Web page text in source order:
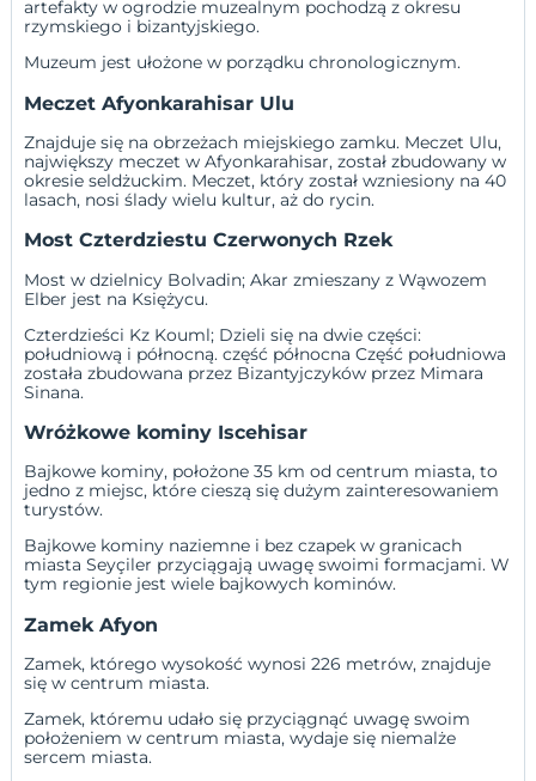
artefakty w ogrodzie muzealnym pochodzą z okresu
rzymskiego i bizantyjskiego.
Muzeum jest ułożone w porządku chronologicznym.
Meczet Afyonkarahisar Ulu
Znajduje się na obrzeżach miejskiego zamku. Meczet Ulu,
największy meczet w Afyonkarahisar, został zbudowany w
okresie seldżuckim. Meczet, który został wzniesiony na 40
lasach, nosi ślady wielu kultur, aż do rycin.
Most Czterdziestu Czerwonych Rzek
Most w dzielnicy Bolvadin; Akar zmieszany z Wąwozem
Elber jest na Księżycu.
Czterdzieści Kz Kouml; Dzieli się na dwie części:
południową i północną. część północna Część południowa
została zbudowana przez Bizantyjczyków przez Mimara
Sinana.
Wróżkowe kominy Iscehisar
Bajkowe kominy, położone 35 km od centrum miasta, to
jedno z miejsc, które cieszą się dużym zainteresowaniem
turystów.
Bajkowe kominy naziemne i bez czapek w granicach
miasta Seyçiler przyciągają uwagę swoimi formacjami. W
tym regionie jest wiele bajkowych kominów.
Zamek Afyon
Zamek, którego wysokość wynosi 226 metrów, znajduje
się w centrum miasta.
Zamek, któremu udało się przyciągnąć uwagę swoim
położeniem w centrum miasta, wydaje się niemalże
sercem miasta.